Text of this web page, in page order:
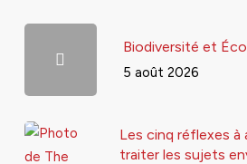
Biodiversité et
5 août 2026
Les cinq réflexes à
traiter les sujets